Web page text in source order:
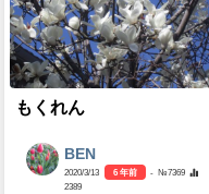
もくれん
BEN
2020/3/13 6 年前
- №7369
2389